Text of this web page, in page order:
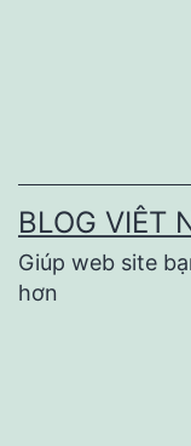
BLOG VIÊT
Giúp web site
hơn